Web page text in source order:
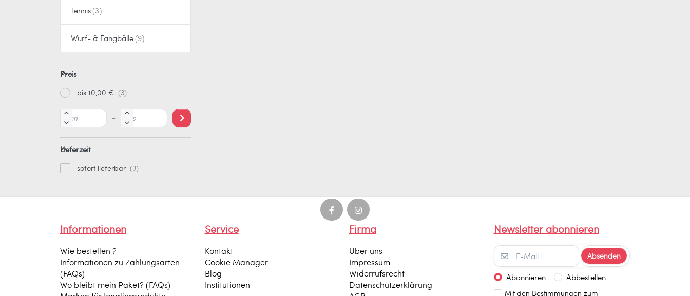
Tennis
Wurf- & Fangbälle
Preis
bis 10,00 €
-
Lieferzeit
sofort lieferbar
Informationen
Wie bestellen ?
Informationen zu Zahlungsarten
(FAQs)
Wo bleibt mein Paket? (FAQs)
Service
Kontakt
Cookie Manager
Blog
Institutionen
Firma
Über uns
Impressum
Widerrufsrecht
Datenschutzerklärung
Newsletter abonnieren
Absenden
Abonnieren Abbestellen
Mit den Bestimmungen zum